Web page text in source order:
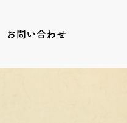
お問い合わせ